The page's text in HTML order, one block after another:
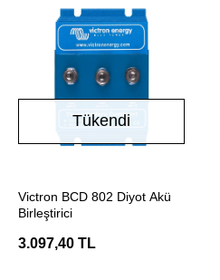
Tükendi
Victron BCD 802 Diyot Akü
Birleştirici
3.097,40 TL